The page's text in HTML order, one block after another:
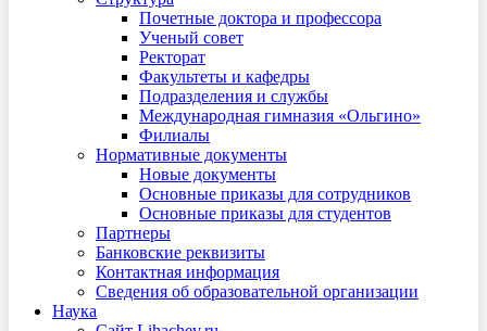
Почетные доктора и профессора
Ученый совет
Ректорат
Факультеты и кафедры
Подразделения и службы
Международная гимназия «Ольгино»
Филиалы
Нормативные документы
Новые документы
Основные приказы для сотрудников
Основные приказы для студентов
Партнеры
Банковские реквизиты
Контактная информация
Сведения об образовательной организации
Наука